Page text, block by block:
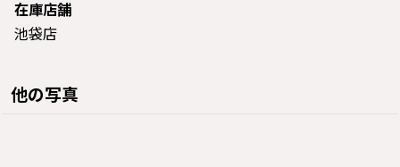
在庫店舗
池袋店
他の写真